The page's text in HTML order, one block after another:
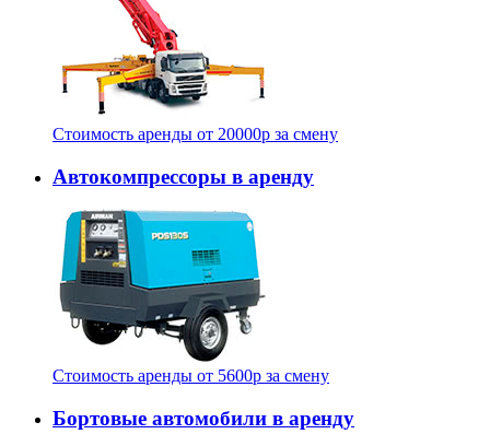
Стоимость аренды от 20000p за смену
Автокомпрессоры в аренду
Стоимость аренды от 5600p за смену
Бортовые автомобили в аренду